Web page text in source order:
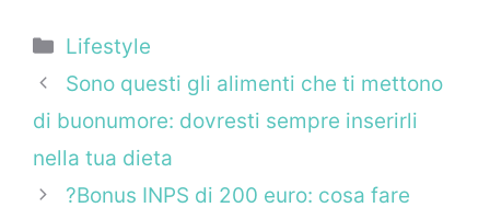
Categorie
Lifestyle
Sono questi gli alimenti che ti mettono
di buonumore: dovresti sempre inserirli
nella tua dieta
?Bonus INPS di 200 euro: cosa fare